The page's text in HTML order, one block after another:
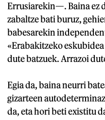
Errusiarekin—. Baina ez
zabaltze bati buruz,
babesarekin
«Erabakitzeko
dute batzuek. Arrazoi
Egia da, baina neurri
gizarteen
da, eta hori beti existitu